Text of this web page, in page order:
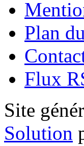
Plan
Flux
Site
Solution